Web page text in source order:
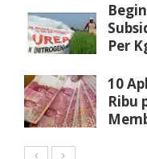
Per
10
Ribu